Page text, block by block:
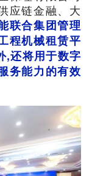
应链金融、大
联合集团管理
程机械租赁平
,还将用于数字
务能力的有效